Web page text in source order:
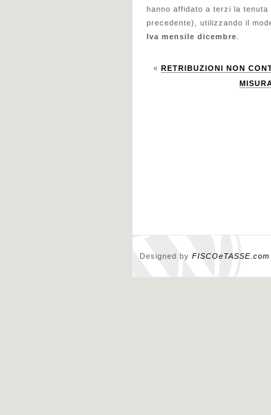
hanno affidato a terzi la
precedente), utilizzando il
Iva mensile dicembre
« RETRIBUZIONI NON
Designed by FISCOeTASSE.com